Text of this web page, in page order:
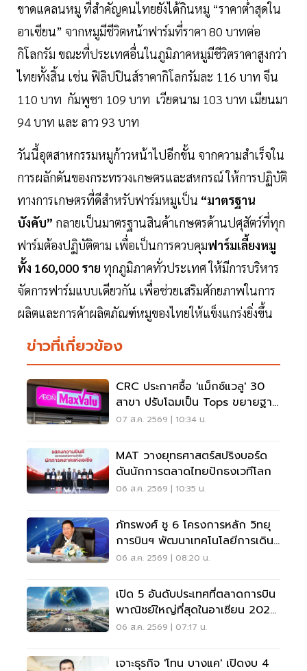
ขาดแคลนหมู ที่สำคัญคนไทยยังได้กินหมู “ราคาต่ำสุดใน
อาเซียน” จากหมูมีชีวิตหน้าฟาร์มที่ราคา 80 บาทต่อ
กิโลกรัม ขณะที่ประเทศอื่นในภูมิภาคหมูมีชีวิตราคาสูงกว่า
ไทยทั้งสิ้น เช่น ฟิลิปปินส์ราคากิโลกรัมละ 116 บาท จีน
110 บาท กัมพูชา 109 บาท เวียดนาม 103 บาท เมียนมา
94 บาท และ ลาว 93 บาท
วันนี้อุตสาหกรรมหมูก้าวหน้าไปอีกขั้น จากความสำเร็จใน
การผลักดันของกระทรวงเกษตรและสหกรณ์ ให้การปฏิบัติ
ทางการเกษตรที่ดีสำหรับฟาร์มหมูเป็น “มาตรฐาน
บังคับ” กลายเป็นมาตรฐานสินค้าเกษตรด้านปศุสัตว์ที่ทุก
ฟาร์มต้องปฏิบัติตาม เพื่อเป็นการควบคุมฟาร์มเลี้ยงหมู
ทั้ง 160,000 ราย ทุกภูมิภาคทั่วประเทศ ให้มีการบริหาร
จัดการฟาร์มแบบเดียวกัน เพื่อช่วยเสริมศักยภาพในการ
ผลิตและการค้าผลิตภัณฑ์หมูของไทยให้แข็งแกร่งยิ่งขึ้น
ข่าวที่เกี่ยวข้อง
CRC ประกาศซื้อ 'แม็กซ์แวลู' 30
สาขา ปรับโฉมเป็น Tops ขยายฐาน
ลูกค้าเพิ่ม 9 แสนราย
07 ส.ค. 2569 | 10:34 น.
MAT วางยุทธศาสตร์สปริงบอร์ด
ดันนักการตลาดไทยปักธงเวทีโลก
06 ส.ค. 2569 | 10:35 น.
ภัทรพงศ์ ชู 6 โครงการหลัก วิทยุ
การบินฯ พัฒนาเทคโนโลยีการเดิน
อากาศ การบินยุคใหม่
06 ส.ค. 2569 | 08:20 น.
เปิด 5 อันดับประเทศที่ตลาดการบิน
พาณิชย์ใหญ่ที่สุดในอาเซียน 2026
เวียดนามแซงไทยแล้ว
06 ส.ค. 2569 | 07:17 น.
เจาะธุรกิจ 'โทน บางแค' เปิดงบ 4